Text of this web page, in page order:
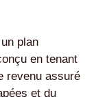
plan
en tenant
revenu assuré
et du